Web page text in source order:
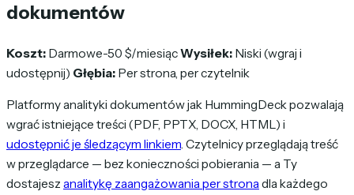
dokumentów
Koszt: Darmowe-50 $/miesiącWysiłek: Niski (wgraj i
udostępnij) Głębia: Per strona, per czytelnik
Platformy analityki dokumentów jak HummingDeck pozwalają
wgrać istniejące treści (PDF, PPTX, DOCX, HTML) i
udostępnić je śledzącym linkiem. Czytelnicy przeglądają treść
w przeglądarce — bez konieczności pobierania — a Ty
dostajesz analitykę zaangażowania per stronadla każdego